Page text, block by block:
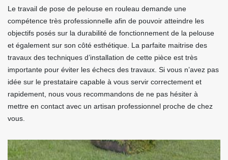
Le travail de pose de pelouse en rouleau demande une
compétence très professionnelle afin de pouvoir atteindre les
objectifs posés sur la durabilité de fonctionnement de la pelouse
et également sur son côté esthétique. La parfaite maitrise des
travaux des techniques d’installation de cette pièce est très
importante pour éviter les échecs des travaux. Si vous n’avez pas
idée sur le prestataire capable à vous servir correctement et
rapidement, nous vous recommandons de ne pas hésiter à
mettre en contact avec un artisan professionnel proche de chez
vous.